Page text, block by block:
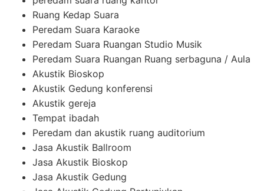
Ruang Kedap Suara
Peredam Suara Karaoke
Peredam Suara Ruangan Studio Musik
Peredam Suara Ruangan Ruang serbaguna / Aula
Akustik Bioskop
Akustik Gedung konferensi
Akustik gereja
Tempat ibadah
Peredam dan akustik ruang auditorium
Jasa Akustik Ballroom
Jasa Akustik Bioskop
Jasa Akustik Gedung